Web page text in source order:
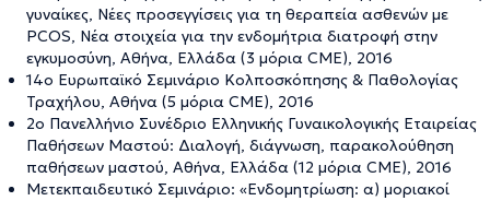
γυναίκες, Νέες προσεγγίσεις για τη θεραπεία ασθενών με
PCOS, Νέα στοιχεία για την ενδομήτρια διατροφή στην
εγκυμοσύνη, Αθήνα, Ελλάδα (3 μόρια CME), 2016
14ο Ευρωπαϊκό Σεμινάριο Κολποσκόπησης & Παθολογίας
Τραχήλου, Αθήνα (5 μόρια CME), 2016
2ο Πανελλήνιο Συνέδριο Ελληνικής Γυναικολογικής Εταιρείας
Παθήσεων Μαστού: Διαλογή, διάγνωση, παρακολούθηση
παθήσεων μαστού, Αθήνα, Ελλάδα (12 μόρια CME), 2016
Μετεκπαιδευτικό Σεμινάριο: «Ενδομητρίωση: α) μοριακοί